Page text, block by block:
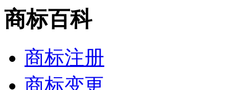
商标百科
商标注册
商标变更